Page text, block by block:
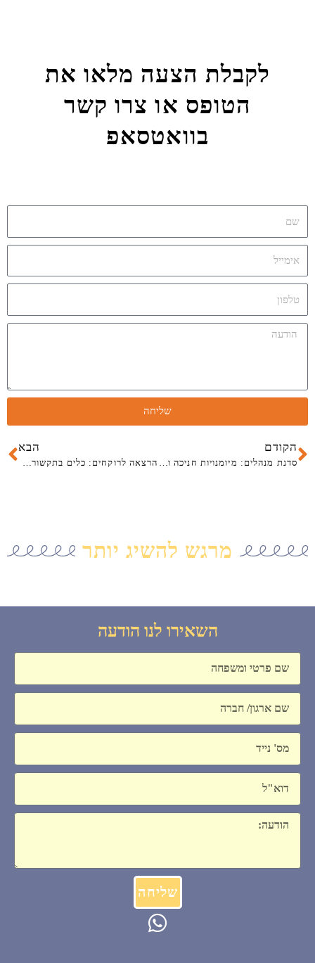
לקבלת הצעה מלאו את
הטופס או צרו קשר
בוואטסאפ
שליחה
קודם
הקודם הבא
מרגש להשיג יותר
השאירו לנו הודעה
שליחה